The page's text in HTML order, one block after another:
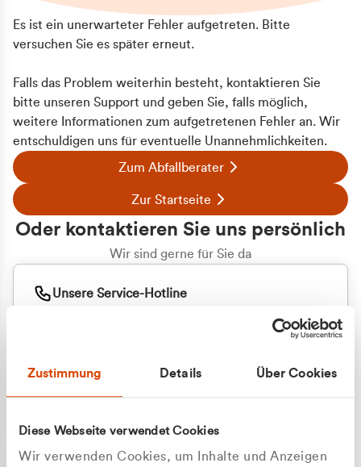
Zustimmung Details Über Cookies
Diese Webseite verwendet Cookies
Wir verwenden Cookies, um Inhalte und Anzeigen
Es ist ein unerwarteter Fehler aufgetreten. Bitte
versuchen Sie es später erneut.
Falls das Problem weiterhin besteht, kontaktieren Sie
bitte unseren Support und geben Sie, falls möglich,
weitere Informationen zum aufgetretenen Fehler an. Wir
entschuldigen uns für eventuelle Unannehmlichkeiten.
Zum Abfallberater
Zur Startseite
Oder kontaktieren Sie uns persönlich
Wir sind gerne für Sie da
Unsere Service-Hotline
+49 177 8376058